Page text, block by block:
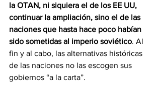
la OTAN, ni siquiera el de los EE UU,
continuar la ampliación, sino el de las
naciones que hasta hace poco habían
sido sometidas al imperio soviético. Al
fin y al cabo, las alternativas históricas
de las naciones no las escogen sus
gobiernos “a la carta”.